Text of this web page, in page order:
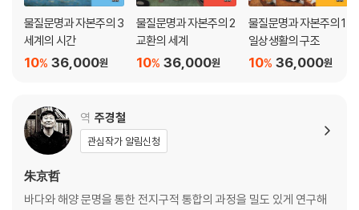
완간되기까지 12년이 걸린 이 대작은 『지중해 : 펠리페 2세 시대의 지중해
세계』와 함께 손꼽히는 브로델의 대표작으로, 아날 학파의 역사적 관점을
완성했다는 평가를 받았다. 또한 자본주의 세계의 구조와 그 기원, 그리고
발전과정을 밝힌 현대의 고전이자 필독서로 자리매김하여 역사학자들뿐
물질문명과 자본주의 3
세계의 시간
36,000원
10%
물질문명과 자본주의 2
교환의 세계
36,000원
10%
물질문명과 자본주의 1
일상생활의 구조
36,000원
10%
역 주경철
관심작가 알림신청
朱京哲
바다와 해양 문명을 통한 전지구적 통합의 과정을 밀도 있게 연구해